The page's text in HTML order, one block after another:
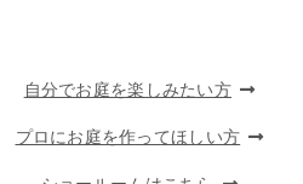
自分でお庭を楽しみたい方
プロにお庭を作ってほしい方